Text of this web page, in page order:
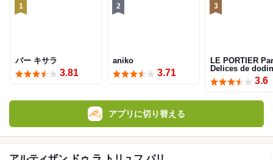
1
バー キサラ
3.81
2
aniko
3.71
3
LE PORTIER
Delices de
3.6
アプリに切り替える